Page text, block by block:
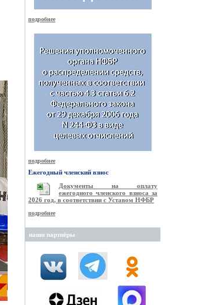
подробнее
подробнее
Ежегодный членский взнос
Документы на оплату
ежегодного членского взноса за
2026 год, в соответствии с Уставом НФБР
подробнее
наши партнёры